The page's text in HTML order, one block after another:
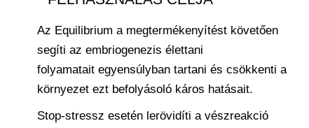
Az Equilibrium a megtermékenyítést követően
segíti az embriogenezis élettani
folyamatait egyensúlyban tartani és csökkenti a
környezet ezt befolyásoló káros hatásait.
Stop-stressz esetén lerövidíti a vészreakció